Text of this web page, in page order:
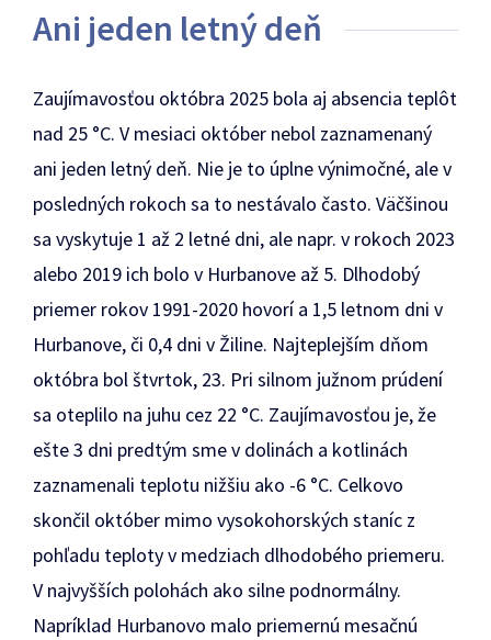
Ani jeden letný deň
Zaujímavosťou októbra 2025 bola aj absencia teplôt
nad 25 °C. V mesiaci október nebol zaznamenaný
ani jeden letný deň. Nie je to úplne výnimočné, ale v
posledných rokoch sa to nestávalo často. Väčšinou
sa vyskytuje 1 až 2 letné dni, ale napr. v rokoch 2023
alebo 2019 ich bolo v Hurbanove až 5. Dlhodobý
priemer rokov 1991-2020 hovorí a 1,5 letnom dni v
Hurbanove, či 0,4 dni v Žiline. Najteplejším dňom
októbra bol štvrtok, 23. Pri silnom južnom prúdení
sa oteplilo na juhu cez 22 °C. Zaujímavosťou je, že
ešte 3 dni predtým sme v dolinách a kotlinách
zaznamenali teplotu nižšiu ako -6 °C. Celkovo
skončil október mimo vysokohorských staníc z
pohľadu teploty v medziach dlhodobého priemeru.
V najvyšších polohách ako silne podnormálny.
Napríklad Hurbanovo malo priemernú mesačnú